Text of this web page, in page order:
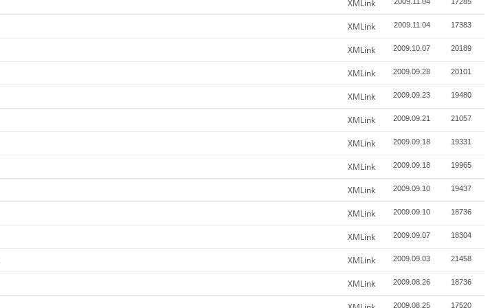
XMLink
XMLink 2009.11.04 17383
XMLink 2009.10.07 20189
XMLink 2009.09.28 20101
XMLink 2009.09.23 19480
XMLink 2009.09.21 21057
XMLink 2009.09.18 19331
XMLink 2009.09.18 19965
XMLink 2009.09.10 19437
XMLink 2009.09.10 18736
XMLink 2009.09.07 18304
XMLink 2009.09.03 21458
XMLink 2009.08.26 18736
2009.08.25 17520